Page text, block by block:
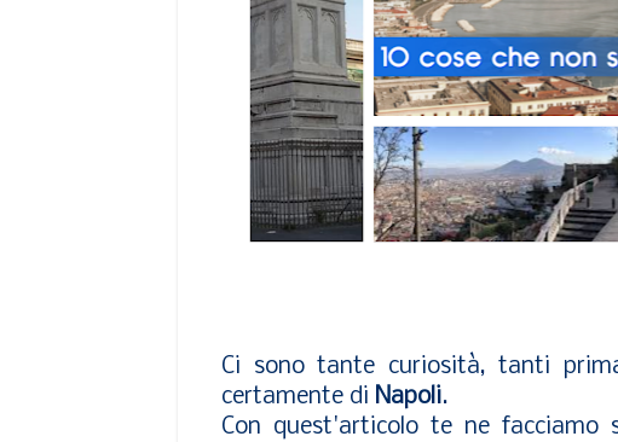
Ci sono tante curiosità, tanti
certamente di Napoli.
Con quest'articolo te ne facciamo